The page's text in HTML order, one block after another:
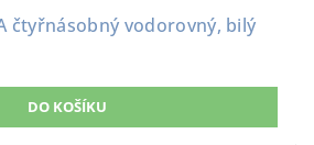
čtyřnásobný vodorovný, bilý